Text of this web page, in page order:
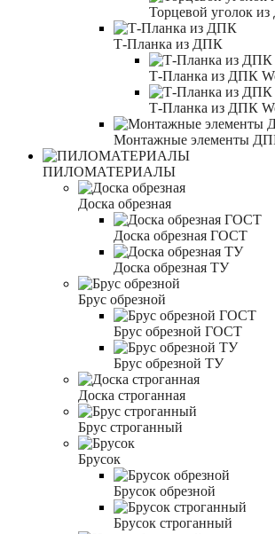
Торцевой уголок
Т-Планка из ДПК
Т-Планка из ДПК
Т-Планка из ДПК
Монтажные элементы
ПИЛОМАТЕРИАЛЫ
Доска обрезная
Доска обрезная ГОСТ
Доска обрезная ТУ
Брус обрезной
Брус обрезной ГОСТ
Брус обрезной ТУ
Доска строганная
Брус строганный
Брусок
Брусок обрезной
Брусок строганный